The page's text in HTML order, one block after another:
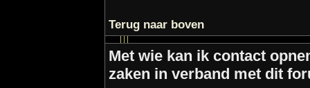
Terug naar boven
Met wie kan ik contact
zaken in verband met dit